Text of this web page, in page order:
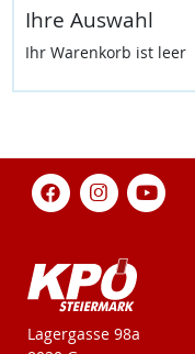
Ihre Auswahl
Ihr Warenkorb ist leer
KPÖ-Steiermark
Lagergasse 98a